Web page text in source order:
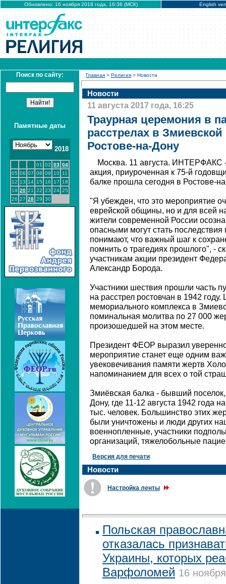
Обновлено: 16 ноября 2018 года, 16:36 (МСК) English
Поиск по сайту:
Памятные даты
2018
01 02 03 04
05 06 07 08 09 10
11
12 13 14 15 16 17
18
19 20 21 22 23 24 25
26 27 28 29 30
Главная > Религия > Новости
Новости
11 августа 2017 года, 16:25
Траурная церемония в
расстрелах в
Ростове-на-Дону
Москва. 11 августа.
акция, приуроченная к 75-й
балке прошла сегодня в Ростове-
"Я убежден, что это мероприятие
еврейской общины, но и для всей
жители современной России
опасными могут стать
понимают, что важный шаг к
помнить о трагедиях прошлого", -
участникам акции президент
Александр Борода.
Участники шествия прошли часть
на расстрел ростовчан в 1942
мемориального комплекса в
поминальная молитва по 27 000
произошедшей на этом месте.
Президент ФЕОР выразил
мероприятие станет еще одним
увековечивания памяти жертв
напоминанием для всех о той
Змиёвская балка - бывший
Дону, где 11-12 августа 1942 года
тыс. человек. Большинство этих
были уничтожены и люди других
военнопленные, участники
организаций, тяжелобольные
Версия для печати
Новости
Настройка ленты
Польская
отказалась
Украины, которых
Варфоломей 16